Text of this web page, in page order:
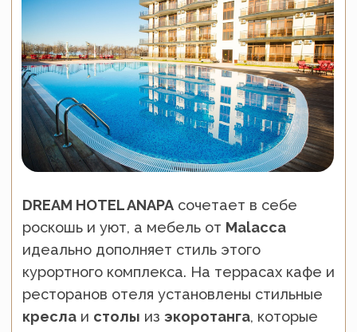
Гибкая система лояльности
Для постоянных клиентов и оптовых
партнёров — персональные скидки и
варианты оплаты.